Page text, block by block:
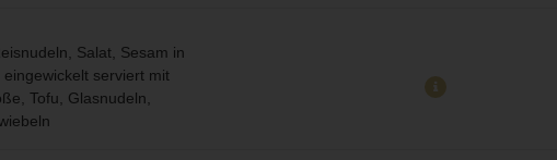
Salat, Sesam in
eingewickelt serviert mit
Tofu, Glasnudeln,